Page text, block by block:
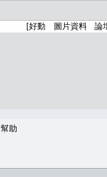
幫助